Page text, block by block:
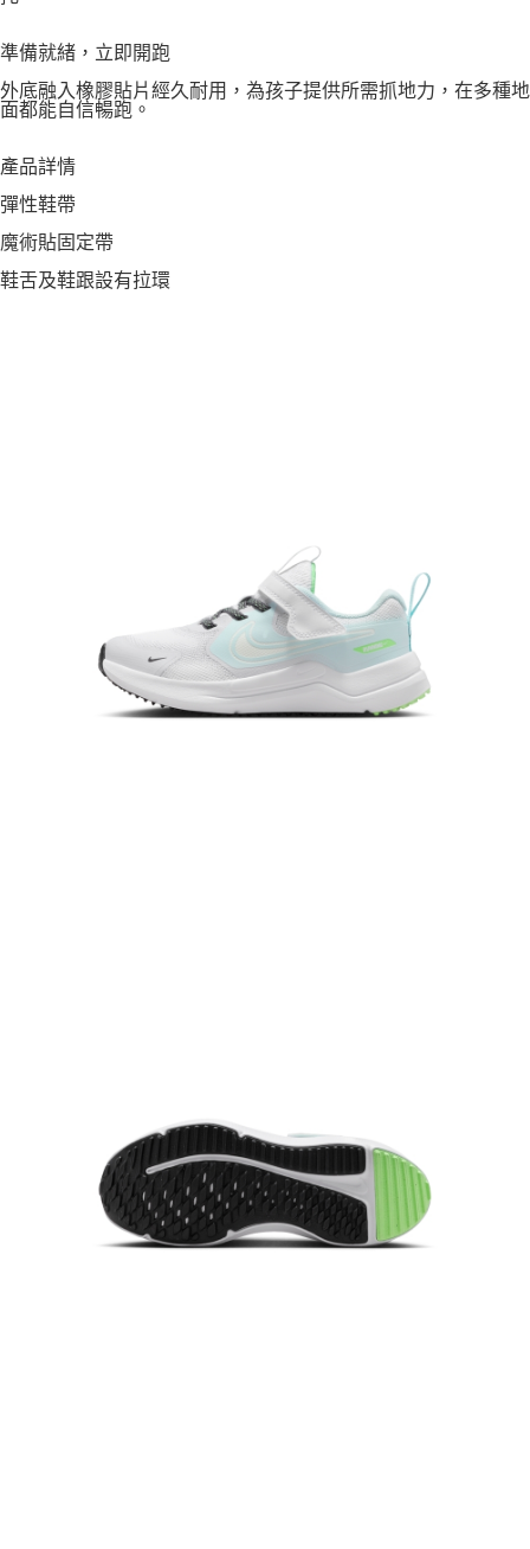
準備就緒，立即開跑
外底融入橡膠貼片經久耐用，為孩子提供所需抓地力，在多種地
面都能自信暢跑。
產品詳情
彈性鞋帶
魔術貼固定帶
鞋舌及鞋跟設有拉環